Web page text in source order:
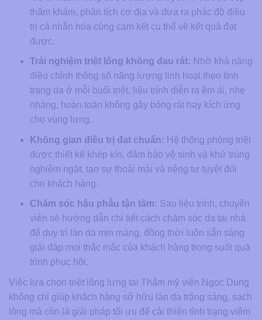
thăm khám, phân tích cơ địa và đưa ra phác đồ điều
trị cá nhân hóa cùng cam kết cụ thể về kết quả đạt
được.
Trải nghiệm triệt lông không đau rát: Nhờ khả năng
điều chỉnh thông số năng lượng linh hoạt theo tình
trạng da ở mỗi buổi triệt, liệu trình diễn ra êm ái, nhẹ
nhàng, hoàn toàn không gây bỏng rát hay kích ứng
cho vùng lưng.
Không gian điều trị đạt chuẩn: Hệ thống phòng triệt
được thiết kế khép kín, đảm bảo vệ sinh và khử trùng
nghiêm ngặt, tạo sự thoải mái và riêng tư tuyệt đối
cho khách hàng.
Chăm sóc hậu phẫu tận tâm: Sau liệu trình, chuyên
viên sẽ hướng dẫn chi tiết cách chăm sóc da tại nhà
để duy trì làn da mịn màng, đồng thời luôn sẵn sàng
giải đáp mọi thắc mắc của khách hàng trong suốt quá
trình phục hồi.
Việc lựa chọn triệt lông lưng tại Thẩm mỹ viện Ngọc Dung
không chỉ giúp khách hàng sở hữu làn da trắng sáng, sạch
lông mà còn là giải pháp tối ưu để cải thiện tình trạng viêm